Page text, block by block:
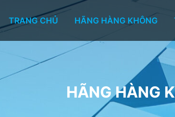
TRANG CHỦ HÃNG HÀNG KHÔNG
HÃNG HÀNG